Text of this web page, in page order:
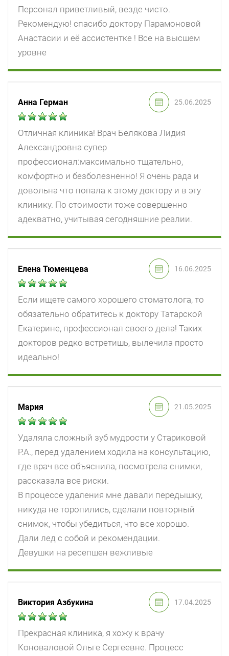
Персонал приветливый, везде чисто.
Рекомендую! спасибо доктору Парамоновой
Анастасии и её ассистентке ! Все на высшем
уровне
Анна Герман 25.06.2025
Отличная клиника! Врач Белякова Лидия
Александровна супер
профессионал:максимально тщательно,
комфортно и безболезненно! Я очень рада и
довольна что попала к этому доктору и в эту
клинику. По стоимости тоже совершенно
адекватно, учитывая сегодняшние реалии.
Елена Тюменцева 16.06.2025
Если ищете самого хорошего стоматолога, то
обязательно обратитесь к доктору Татарской
Екатерине, профессионал своего дела! Таких
докторов редко встретишь, вылечила просто
идеально!
Мария 21.05.2025
Удаляла сложный зуб мудрости у Стариковой
Р.А., перед удалением ходила на консультацию,
где врач все объяснила, посмотрела снимки,
рассказала все риски.
В процессе удаления мне давали передышку,
никуда не торопились, сделали повторный
снимок, чтобы убедиться, что все хорошо.
Дали лед с собой и рекомендации.
Девушки на ресепшен вежливые
Виктория Азбукина 17.04.2025
Прекрасная клиника, я хожу к врачу
Коноваловой Ольге Сергеевне. Процесс